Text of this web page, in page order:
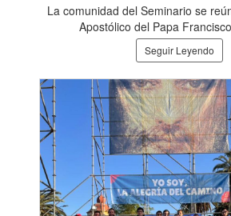
La comunidad del Seminario se
Apostólico del Papa
Seguir Leyendo